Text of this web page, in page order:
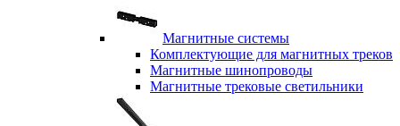
Магнитные системы
Комплектующие для магнитных треков
Магнитные шинопроводы
Магнитные трековые светильники